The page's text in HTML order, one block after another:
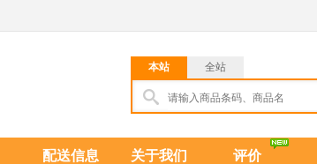
本站
全站
配送信息 关于我们 评价